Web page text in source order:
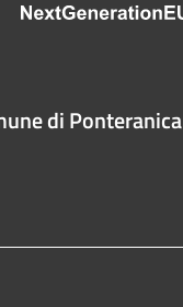
di Ponteranica